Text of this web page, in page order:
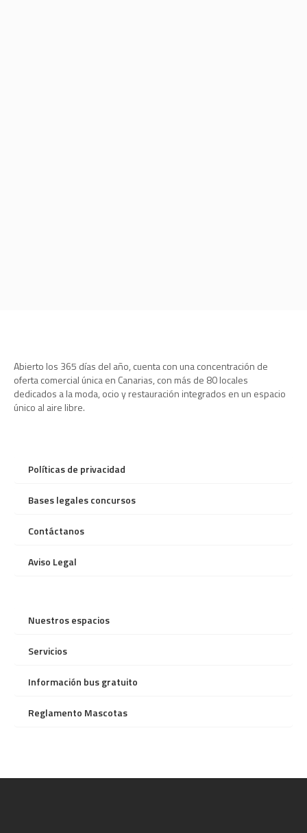
Abierto los 365 días del año, cuenta con una concentración de
oferta comercial única en Canarias, con más de 80 locales
dedicados a la moda, ocio y restauración integrados en un espacio
único al aire libre.
Políticas de privacidad
Bases legales concursos
Contáctanos
Aviso Legal
Nuestros espacios
Servicios
Información bus gratuito
Reglamento Mascotas